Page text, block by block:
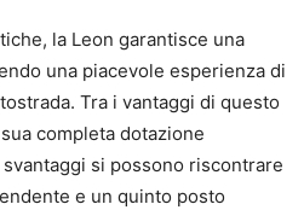
la Leon garantisce una
una piacevole esperienza di
Tra i vantaggi di questo
completa dotazione
si possono riscontrare
e un quinto posto